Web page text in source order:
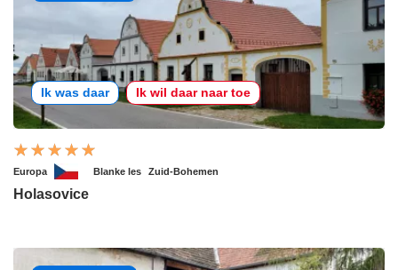
Ik was daar Ik wil daar naar toe
Europa Blanke les Zuid-Bohemen
Holasovice